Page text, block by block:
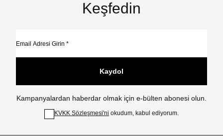
Keşfedin
Kaydol
Kampanyalardan haberdar olmak için e-bülten abonesi olun.
KVKK Sözleşmesi'ni okudum, kabul ediyorum.